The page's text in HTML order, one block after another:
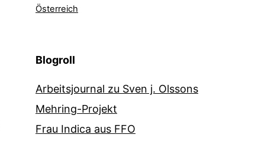
Österreich
Blogroll
Arbeitsjournal zu Sven j. Olssons
Mehring-Projekt
Frau Indica aus FFO